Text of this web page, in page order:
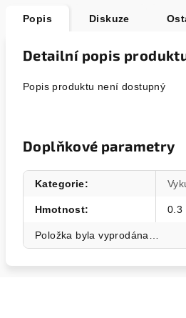
Popis Diskuze
Detailní popis
Popis produktu není dostupný
Doplňkové parametry
Kategorie:
Hmotnost: 0.3
Položka byla vyprodána…